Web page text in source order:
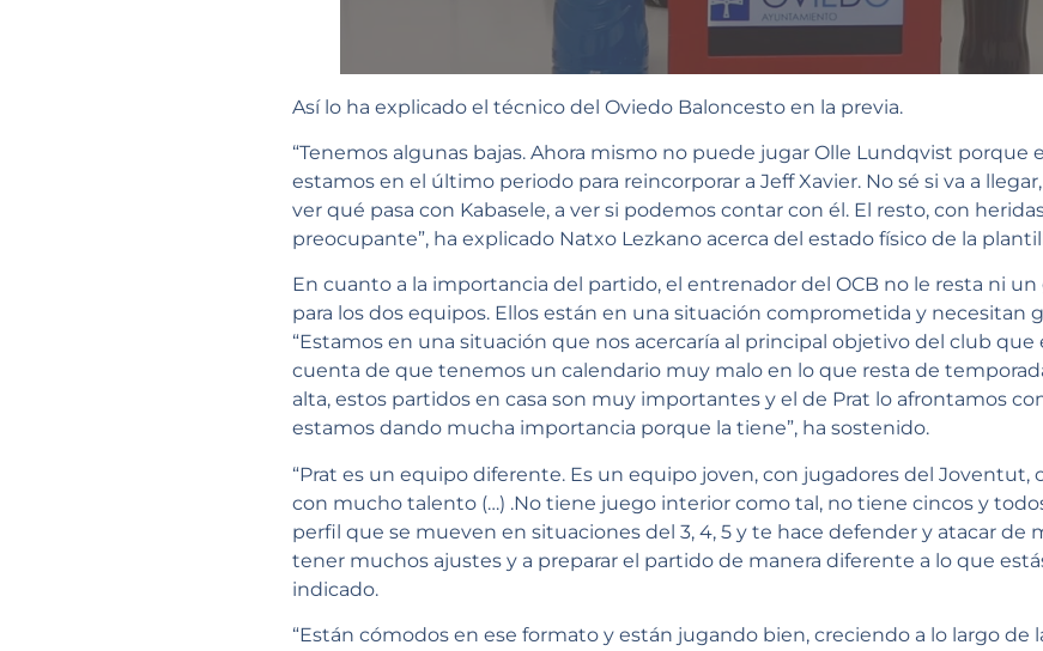
Así lo ha explicado el técnico del Oviedo Baloncesto en la previa.
“Tenemos algunas bajas. Ahora mismo no puede jugar Olle Lundqvist porque
estamos en el último periodo para reincorporar a Jeff Xavier. No sé si va a
ver qué pasa con Kabasele, a ver si podemos contar con él. El resto, con
preocupante”, ha explicado Natxo Lezkano acerca del estado físico de la
En cuanto a la importancia del partido, el entrenador del OCB no le resta ni
para los dos equipos. Ellos están en una situación comprometida y necesitan
“Estamos en una situación que nos acercaría al principal objetivo del club que
cuenta de que tenemos un calendario muy malo en lo que resta de
alta, estos partidos en casa son muy importantes y el de Prat lo afrontamos
estamos dando mucha importancia porque la tiene”, ha sostenido.
“Prat es un equipo diferente. Es un equipo joven, con jugadores del Joventut,
con mucho talento (…) .No tiene juego interior como tal, no tiene cincos y
perfil que se mueven en situaciones del 3, 4, 5 y te hace defender y atacar de
tener muchos ajustes y a preparar el partido de manera diferente a lo que
indicado.
“Están cómodos en ese formato y están jugando bien, creciendo a lo largo de